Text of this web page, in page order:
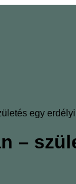
egy
–